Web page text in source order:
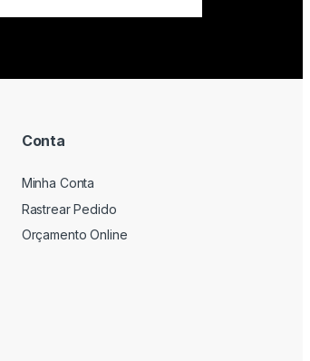
Conta
Minha Conta
Rastrear Pedido
Orçamento Online